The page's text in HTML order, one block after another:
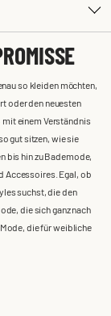
so kleiden möchten,
oder den neuesten
mit einem Verständnis
gut sitzen, wie sie
bis hin zu Bademode,
Accessoires. Egal, ob
suchst, die den
die sich ganz nach
die für weibliche